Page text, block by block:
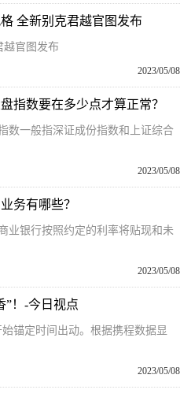
全新别克君越官图发布
越官图发布
2023/05/08
指数要在多少点才算正常？
数一般指深证成份指数和上证综合
2023/05/08
务有哪些？
业银行按照约定的利率将贴现和未
2023/05/08
”！-今日视点
锚定时间出动。根据携程数据显
2023/05/08